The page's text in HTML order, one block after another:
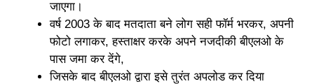
जाएगा।
वर्ष 2003 के बाद मतदाता बने लोग सही फॉर्म भरकर, अपनी
फोटो लगाकर, हस्ताक्षर करके अपने नजदीकी बीएलओ के
पास जमा कर देंगे,
जिसके बाद बीएलओ द्वारा इसे तुरंत अपलोड कर दिया